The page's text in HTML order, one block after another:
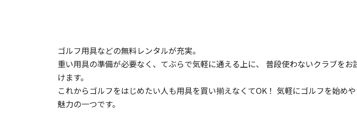
ゴルフ用具などの無料レンタルが充実。
重い用具の準備が必要なく、てぶらで気軽に通える上に、 普段使わないクラブをお
けます。
これからゴルフをはじめたい人も用具を買い揃えなくてOK！ 気軽にゴルフを始め
魅力の一つです。